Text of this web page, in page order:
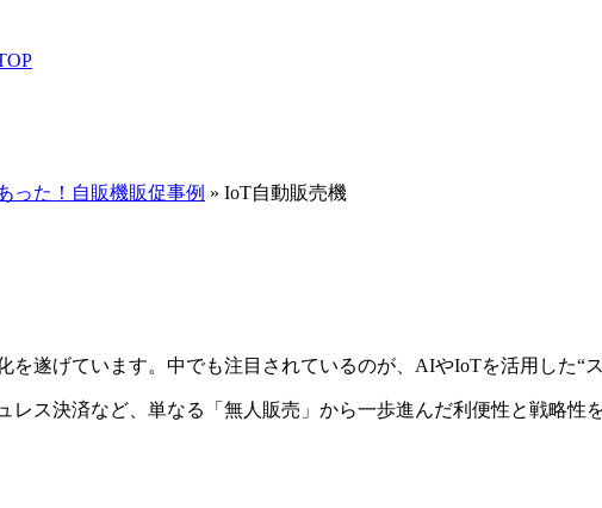
った！自販機販促事例 » IoT自動販売機
遂げています。中でも注目されているのが、AIやIoTを活用した“
ス決済など、単なる「無人販売」から一歩進んだ利便性と戦略性